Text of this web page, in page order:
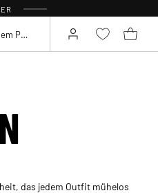
das jedem Outfit mühelos